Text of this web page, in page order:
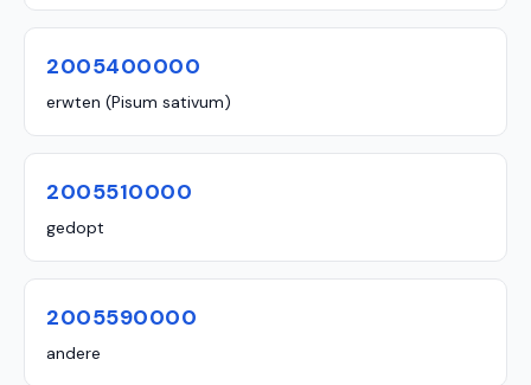
2005400000
erwten (Pisum sativum)
2005510000
gedopt
2005590000
andere